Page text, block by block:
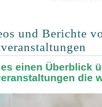
und Berichte
einen Überblick
die